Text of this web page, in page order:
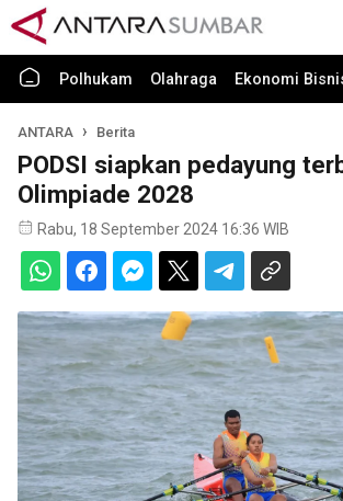
Polhukam Olahraga Ekonomi
ANTARA Berita
PODSI siapkan pedayung
Olimpiade 2028
Rabu, 18 September 2024 16:36 WIB